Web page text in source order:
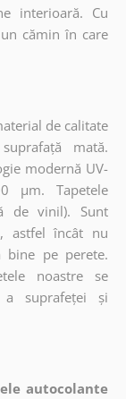
interioară. Cu
cămin în care
de calitate
mată.
modernă UV-
µm. Tapetele
de vinil). Sunt
astfel încât nu
pe perete.
noastre se
a suprafeței și
autocolante